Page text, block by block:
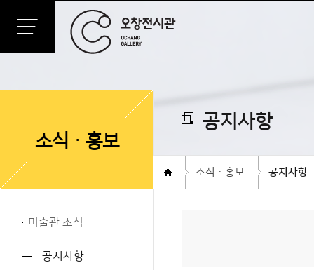
소식ㆍ홍보
미술관 소식
공지사항
공지사항
소식ㆍ홍보 공지사항